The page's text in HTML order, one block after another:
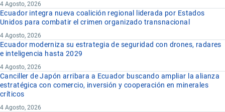
4 Agosto, 2026
Ecuador integra nueva coalición regional liderada por Estados
Unidos para combatir el crimen organizado transnacional
4 Agosto, 2026
Ecuador moderniza su estrategia de seguridad con drones, radares
e inteligencia hasta 2029
4 Agosto, 2026
Canciller de Japón arribara a Ecuador buscando ampliar la alianza
estratégica con comercio, inversión y cooperación en minerales
críticos
4 Agosto, 2026